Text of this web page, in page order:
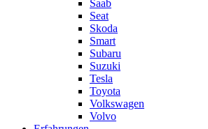
Saab
Seat
Skoda
Smart
Subaru
Suzuki
Tesla
Toyota
Volkswagen
Volvo